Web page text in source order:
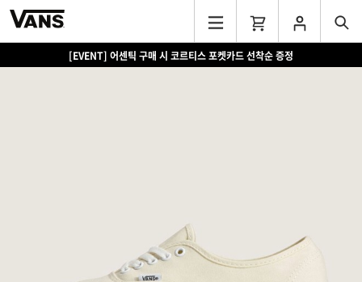
[EVENT] 어센틱 구매 시 코르티스 포켓카드 선착순 증정
[EVENT] 15만원 이상 구매 시 쿨러백 증정